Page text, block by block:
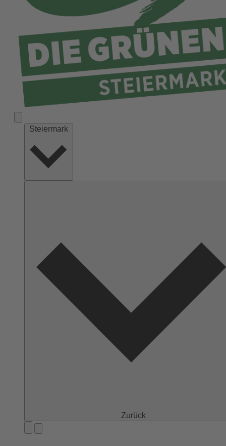
Murtal
Südoststeiermark
Voitsberg
Steiermark
Zurück